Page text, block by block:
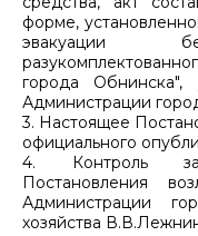
форме,
эвакуации
города Обнинска",
Администрации
3. Настоящее
официального
4. Контроль за
Постановления
Администрации
хозяйства